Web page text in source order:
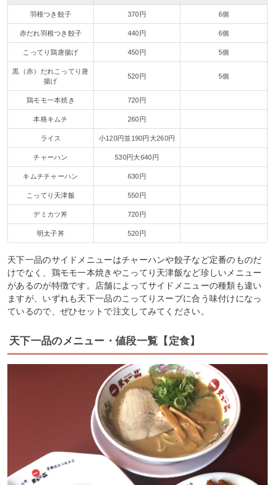
羽根つき餃子 370円 6個
赤だれ羽根つき餃子 440円 6個
こってり鶏唐揚げ 450円 5個
黒（赤）だれこってり唐
揚げ
520円 5個
鶏モモ一本焼き 720円
本格キムチ 260円
ライス 小120円並190円大260円
チャーハン 530円大640円
キムチチャーハン 630円
こってり天津飯 550円
デミカツ丼 720円
明太子丼 520円
天下一品のサイドメニューはチャーハンや餃子など定番のものだ
けでなく、鶏モモ一本焼きやこってり天津飯など珍しいメニュー
があるのが特徴です。店舗によってサイドメニューの種類も違い
ますが、いずれも天下一品のこってりスープに合う味付けになっ
ているので、ぜひセットで注文してみてください。
天下一品のメニュー・値段一覧【定食】